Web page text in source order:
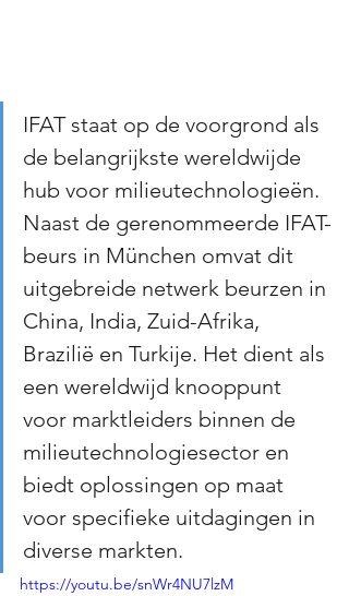
IFAT staat op de voorgrond als
de belangrijkste wereldwijde
hub voor milieutechnologieën.
Naast de gerenommeerde IFAT-
beurs in München omvat dit
uitgebreide netwerk beurzen in
China, India, Zuid-Afrika,
Brazilië en Turkije. Het dient als
een wereldwijd knooppunt
voor marktleiders binnen de
milieutechnologiesector en
biedt oplossingen op maat
voor specifieke uitdagingen in
diverse markten.
https://youtu.be/snWr4NU7lzM